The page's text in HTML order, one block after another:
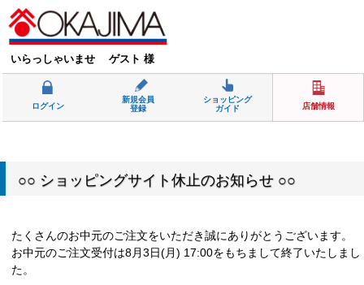
いらっしゃいませ ゲスト 様
ログイン
新規会員
登録
ショッピング
ガイド
店舗情報
○○ ショッピングサイト休止のお知らせ ○○
たくさんのお中元のご注文をいただき誠にありがとうございます。
お中元のご注文受付は8月3日(月) 17:00をもちまして終了いたしまし
た。